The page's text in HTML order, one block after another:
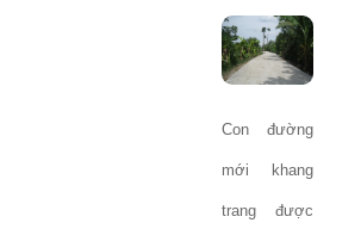
Con đường
mới khang
trang được